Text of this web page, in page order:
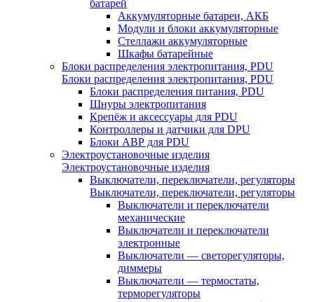
батарей
Аккумуляторные батареи, АКБ
Модули и блоки аккумуляторные
Стеллажи аккумуляторные
Шкафы батарейные
Блоки распределения электропитания, PDU
Блоки распределения электропитания, PDU
Блоки распределения питания, PDU
Шнуры электропитания
Крепёж и аксессуары для PDU
Контроллеры и датчики для DPU
Блоки АВР для PDU
Электроустановочные изделия
Электроустановочные изделия
Выключатели, переключатели, регуляторы
Выключатели, переключатели, регуляторы
Выключатели и переключатели
механические
Выключатели и переключатели
электронные
Выключатели — светорегуляторы,
диммеры
Выключатели — термостаты,
терморегуляторы